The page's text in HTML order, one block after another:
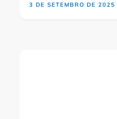
3 DE SETEMBRO DE 2025